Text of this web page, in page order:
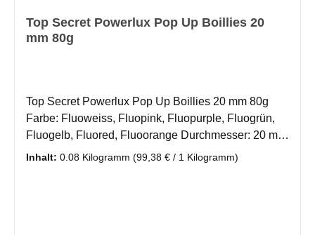
Top Secret Powerlux Pop Up Boillies 20
mm 80g
Top Secret Powerlux Pop Up Boillies 20 mm 80g
Farbe: Fluoweiss, Fluopink, Fluopurple, Fluogrün,
Fluogelb, Fluored, Fluoorange Durchmesser: 20 mm
Inhalt: 80 g Eigenschaft: schwimmend Die Fluo Pop-
Inhalt: 0.08 Kilogramm (99,38 € / 1 Kilogramm)